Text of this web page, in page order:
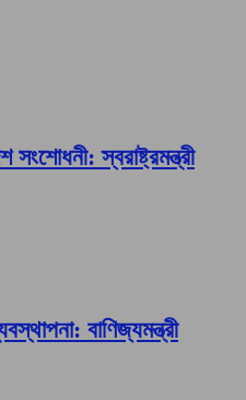
স্বরাষ্ট্রমন্ত্রী
বাণিজ্যমন্ত্রী